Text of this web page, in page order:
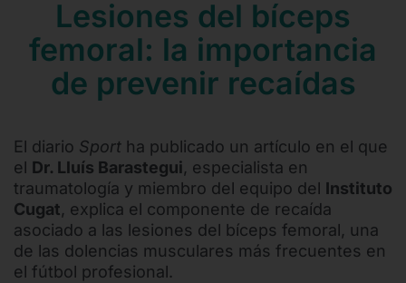
Lesiones del bíceps
femoral: la importancia
de prevenir recaídas
El diario Sport ha publicado un artículo en el que
el Dr. Lluís Barastegui, especialista en
traumatología y miembro del equipo del Instituto
Cugat, explica el componente de recaída
asociado a las lesiones del bíceps femoral, una
de las dolencias musculares más frecuentes en
el fútbol profesional.